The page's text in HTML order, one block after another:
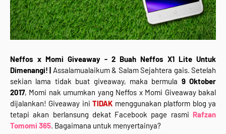
Neffos x Momi Giveaway - 2 Buah Neffos X1 Lite Untuk
Dimenangi! | Assalamualaikum & Salam Sejahtera gais. Setelah
sekian lama tidak buat giveaway, maka bermula 9 Oktober
2017, Momi nak umumkan yang Neffos x Momi Giveaway bakal
dijalankan! Giveaway iniTIDAK menggunakan platform blog ya
tetapi akan berlansung dekat Facebook page rasmi Rafzan
Tomomi 365. Bagaimana untuk menyertainya?